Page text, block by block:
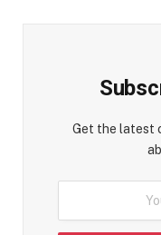
Get the latest